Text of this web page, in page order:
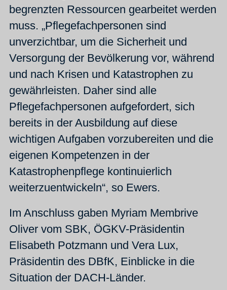
begrenzten Ressourcen gearbeitet werden
muss. „Pflegefachpersonen sind
unverzichtbar, um die Sicherheit und
Versorgung der Bevölkerung vor, während
und nach Krisen und Katastrophen zu
gewährleisten. Daher sind alle
Pflegefachpersonen aufgefordert, sich
bereits in der Ausbildung auf diese
wichtigen Aufgaben vorzubereiten und die
eigenen Kompetenzen in der
Katastrophenpflege kontinuierlich
weiterzuentwickeln“, so Ewers.
Im Anschluss gaben Myriam Membrive
Oliver vom SBK, ÖGKV-Präsidentin
Elisabeth Potzmann und Vera Lux,
Präsidentin des DBfK, Einblicke in die
Situation der DACH-Länder.